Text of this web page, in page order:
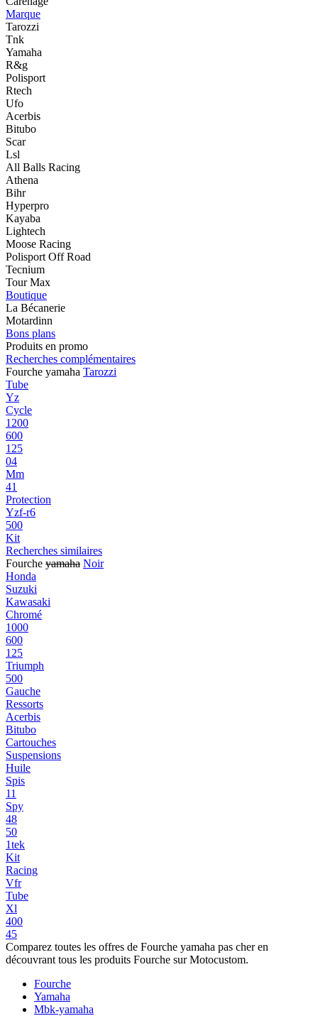
Marque
Tarozzi
Tnk
Yamaha
R&g
Polisport
Rtech
Ufo
Acerbis
Bitubo
Scar
Lsl
All Balls Racing
Athena
Bihr
Hyperpro
Kayaba
Lightech
Moose Racing
Polisport Off Road
Tecnium
Tour Max
Boutique
La Bécanerie
Motardinn
Bons plans
Produits en promo
Recherches complémentaires
Fourche yamaha Tarozzi
Tube
Yz
Cycle
1200
600
125
04
Mm
41
Protection
Yzf-r6
500
Kit
Recherches similaires
Fourche yamaha Noir
Honda
Suzuki
Kawasaki
Chromé
1000
600
125
Triumph
500
Gauche
Ressorts
Acerbis
Bitubo
Cartouches
Suspensions
Huile
Spis
11
Spy
48
50
1tek
Kit
Racing
Vfr
Tube
Xl
400
45
Comparez toutes les offres de Fourche yamaha pas cher en
découvrant tous les produits Fourche sur Motocustom.
Fourche
Yamaha
Mbk-yamaha